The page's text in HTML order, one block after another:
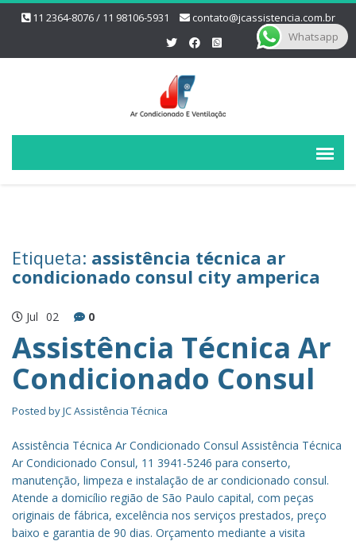
11 2364-8076 / 11 98106-5931 contato@jcassistencia.com.br
Etiqueta: assistência técnica ar
condicionado consul city amperica
Jul 02 0
Assistência Técnica Ar
Condicionado Consul
Posted byJC Assistência Técnica
Assistência Técnica Ar Condicionado Consul Assistência Técnica
Ar Condicionado Consul, 11 3941-5246 para conserto,
manutenção, limpeza e instalação de ar condicionado consul.
Atende a domicílio região de São Paulo capital, com peças
originais de fábrica, excelência nos serviços prestados, preço
baixo e garantia de 90 dias. Orçamento mediante a visita
Whatsapp